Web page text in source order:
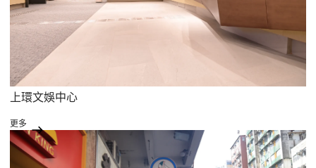
上環文娛中心
更多